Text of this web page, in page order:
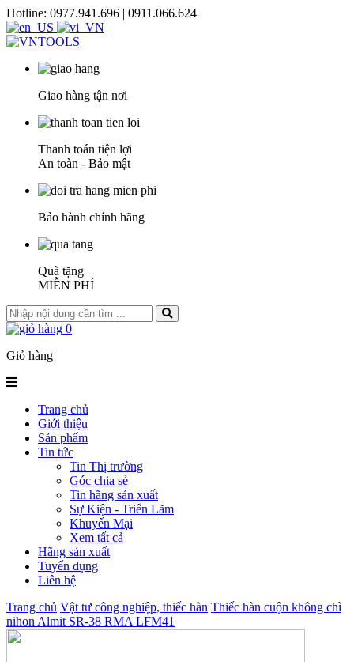
Hotline: 0977.941.696 | 0911.066.624
Giao hàng tận nơi
Thanh toán tiện lợi
An toàn - Bảo mật
Bảo hành chính hãng
Quà tặng
MIỄN PHÍ
0
Giỏ hàng
Trang chủ
Giới thiệu
Sản phẩm
Tin tức
Tin Thị trường
Góc chia sẻ
Tin hãng sản xuất
Sự Kiện - Triển Lãm
Khuyến Mại
Xem tất cả
Hãng sản xuất
Tuyển dụng
Liên hệ
Trang chủ Vật tư công nghiệp, thiếc hàn Thiếc hàn cuộn không chì
nihon Almit SR-38 RMA LFM41